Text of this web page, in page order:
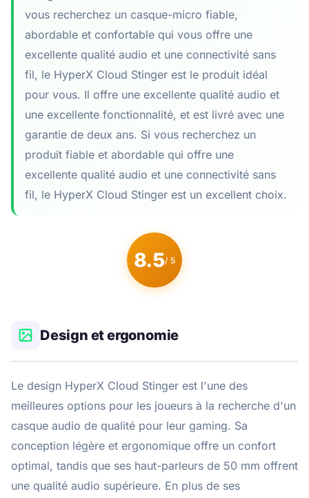
vous recherchez un casque-micro fiable,
abordable et confortable qui vous offre une
excellente qualité audio et une connectivité sans
fil, le HyperX Cloud Stinger est le produit idéal
pour vous. Il offre une excellente qualité audio et
une excellente fonctionnalité, et est livré avec une
garantie de deux ans. Si vous recherchez un
produit fiable et abordable qui offre une
excellente qualité audio et une connectivité sans
fil, le HyperX Cloud Stinger est un excellent choix.
8.5/ 5
Design et ergonomie
Le design HyperX Cloud Stinger est l'une des
meilleures options pour les joueurs à la recherche d'un
casque audio de qualité pour leur gaming. Sa
conception légère et ergonomique offre un confort
optimal, tandis que ses haut-parleurs de 50 mm offrent
une qualité audio supérieure. En plus de ses